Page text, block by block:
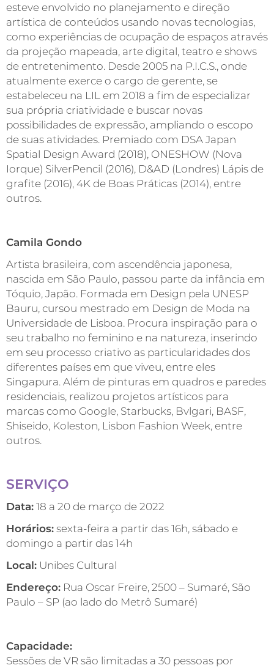
esteve envolvido no planejamento e direção
artística de conteúdos usando novas tecnologias,
como experiências de ocupação de espaços através
da projeção mapeada, arte digital, teatro e shows
de entretenimento. Desde 2005 na P.I.C.S., onde
atualmente exerce o cargo de gerente, se
estabeleceu na LIL em 2018 a fim de especializar
sua própria criatividade e buscar novas
possibilidades de expressão, ampliando o escopo
de suas atividades. Premiado com DSA Japan
Spatial Design Award (2018), ONESHOW (Nova
Iorque) SilverPencil (2016), D&AD (Londres) Lápis de
grafite (2016), 4K de Boas Práticas (2014), entre
outros.
Camila Gondo
Artista brasileira, com ascendência japonesa,
nascida em São Paulo, passou parte da infância em
Tóquio, Japão. Formada em Design pela UNESP
Bauru, cursou mestrado em Design de Moda na
Universidade de Lisboa. Procura inspiração para o
seu trabalho no feminino e na natureza, inserindo
em seu processo criativo as particularidades dos
diferentes países em que viveu, entre eles
Singapura. Além de pinturas em quadros e paredes
residenciais, realizou projetos artísticos para
marcas como Google, Starbucks, Bvlgari, BASF,
Shiseido, Koleston, Lisbon Fashion Week, entre
outros.
SERVIÇO
Data: 18 a 20 de março de 2022
Horários: sexta-feira a partir das 16h, sábado e
domingo a partir das 14h
Local: Unibes Cultural
Endereço: Rua Oscar Freire, 2500 – Sumaré, São
Paulo – SP (ao lado do Metrô Sumaré)
Capacidade:
Sessões de VR são limitadas a 30 pessoas por